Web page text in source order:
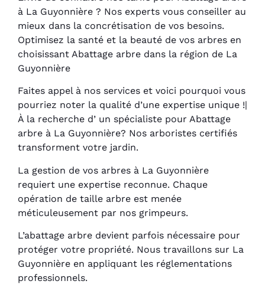
à La Guyonnière ? Nos experts vous conseiller au
mieux dans la concrétisation de vos besoins.
Optimisez la santé et la beauté de vos arbres en
choisissant Abattage arbre dans la région de La
Guyonnière
Faites appel à nos services et voici pourquoi vous
pourriez noter la qualité d’une expertise unique !|
À la recherche d’ un spécialiste pour Abattage
arbre à La Guyonnière? Nos arboristes certifiés
transforment votre jardin.
La gestion de vos arbres à La Guyonnière
requiert une expertise reconnue. Chaque
opération de taille arbre est menée
méticuleusement par nos grimpeurs.
L’abattage arbre devient parfois nécessaire pour
protéger votre propriété. Nous travaillons sur La
Guyonnière en appliquant les réglementations
professionnels.